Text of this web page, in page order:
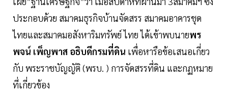
ประกอบด้วย สมาคมธุรกิจบ้านจัดสรร สมาคมอาคารชุด
ไทยและสมาคมอสังหาริมทรัพย์ ไทย ได้เข้าพบนายพร
พจน์ เพ็ญพาส อธิบดีกรมที่ดิน เพื่อหารือข้อเสนอเกี่ยว
กับ พระราชบัญญัติ (พรบ. ) การจัดสรรที่ดิน และกฏหมาย
ที่เกี่ยวข้อง